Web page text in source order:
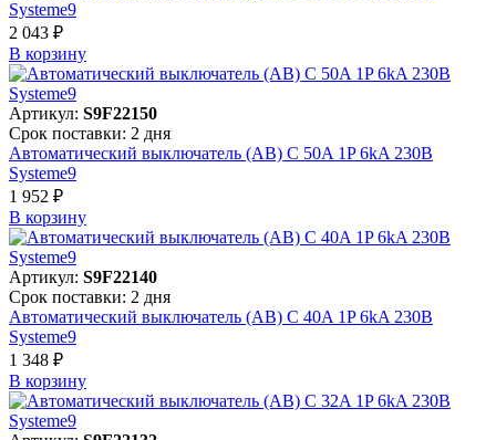
Systeme9
2 043 ₽
В корзинy
Артикул: S9F22150
Срок поставки: 2 дня
Автоматический выключатель (АВ) C 50A 1P 6kA 230В
Systeme9
1 952 ₽
В корзинy
Артикул: S9F22140
Срок поставки: 2 дня
Автоматический выключатель (АВ) C 40A 1P 6kA 230В
Systeme9
1 348 ₽
В корзинy